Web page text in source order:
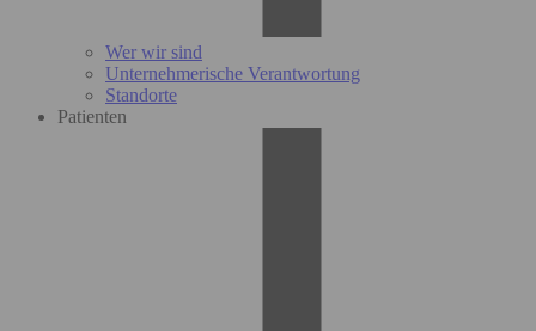
Wer wir sind
Unternehmerische Verantwortung
Standorte
Patienten